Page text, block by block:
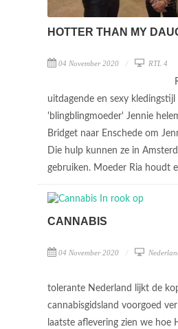
HOTTER THAN MY
04 November 2020 RTL 4
uitdagende en sexy kledingstijl
'blingblingmoeder' Jennie
Bridget naar Enschede om
Die hulp kunnen ze in
gebruiken. Moeder Ria houdt
CANNABIS
04 November 2020
tolerante Nederland lijkt de
cannabisgidsland voorgoed
laatste aflevering zien we hoe